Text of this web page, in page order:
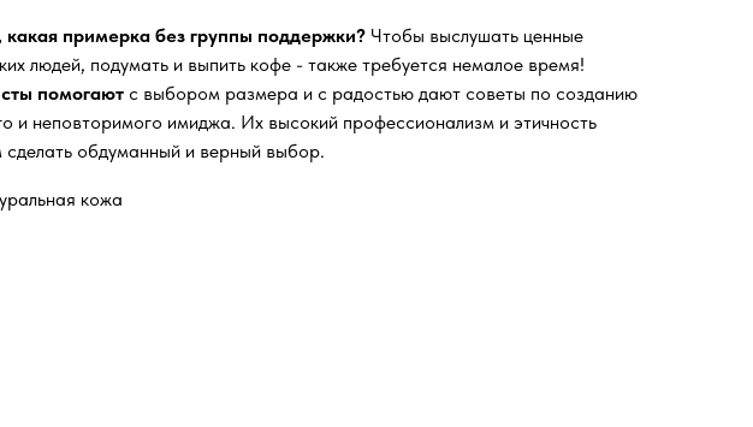
какая примерка без группы поддержки? Чтобы выслушать ценные
людей, подумать и выпить кофе - также требуется немалое время!
помогают с выбором размера и с радостью дают советы по созданию
и неповторимого имиджа. Их высокий профессионализм и этичность
сделать обдуманный и верный выбор.
кожа